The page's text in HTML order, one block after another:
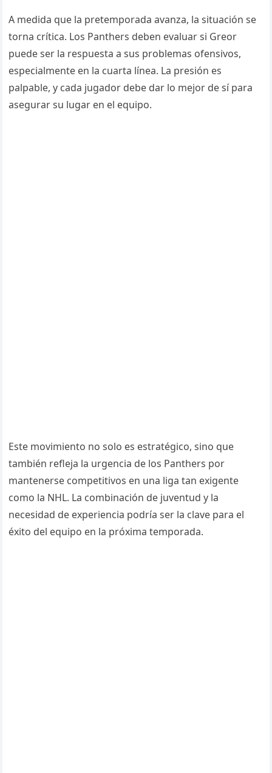
A medida que la pretemporada avanza, la situación se
torna crítica. Los Panthers deben evaluar si Greor
puede ser la respuesta a sus problemas ofensivos,
especialmente en la cuarta línea. La presión es
palpable, y cada jugador debe dar lo mejor de sí para
asegurar su lugar en el equipo.
Este movimiento no solo es estratégico, sino que
también refleja la urgencia de los Panthers por
mantenerse competitivos en una liga tan exigente
como la NHL. La combinación de juventud y la
necesidad de experiencia podría ser la clave para el
éxito del equipo en la próxima temporada.